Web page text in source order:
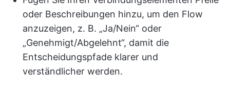
oder Beschreibungen hinzu, um den Flow
anzuzeigen, z. B. „Ja/Nein“ oder
„Genehmigt/Abgelehnt“, damit die
Entscheidungspfade klarer und
verständlicher werden.